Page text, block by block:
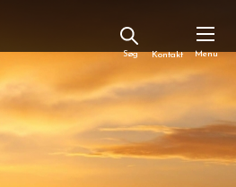
Kontakt